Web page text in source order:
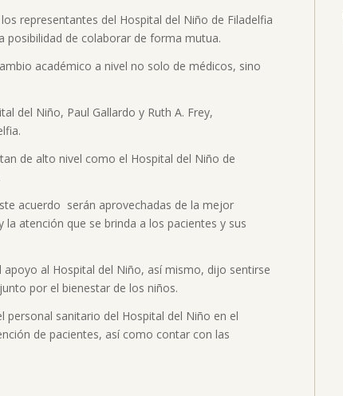
representantes del Hospital del Niño de Filadelfia
posibilidad de colaborar de forma mutua.
académico a nivel no solo de médicos, sino
del Niño, Paul Gallardo y Ruth A. Frey,
de alto nivel como el Hospital del Niño de
acuerdo serán aprovechadas de la mejor
atención que se brinda a los pacientes y sus
al Hospital del Niño, así mismo, dijo sentirse
por el bienestar de los niños.
sanitario del Hospital del Niño en el
de pacientes, así como contar con las